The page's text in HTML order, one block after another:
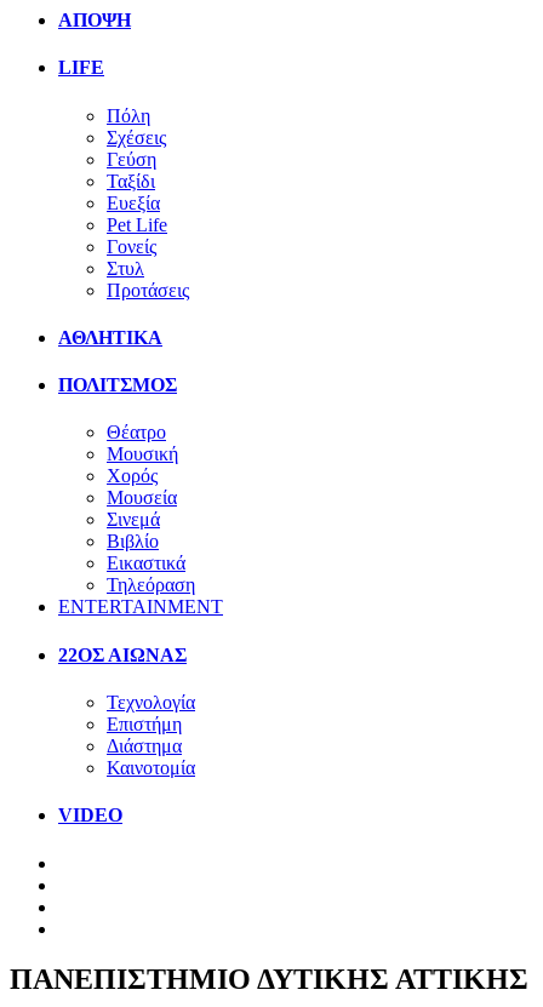
ΑΠΟΨΗ
LIFE
Πόλη
Σχέσεις
Γεύση
Ταξίδι
Ευεξία
Pet Life
Γονείς
Στυλ
Προτάσεις
ΑΘΛΗΤΙΚΑ
ΠΟΛΙΤΣΜΟΣ
Θέατρο
Μουσική
Χορός
Μουσεία
Σινεμά
Βιβλίο
Εικαστικά
Τηλεόραση
ENTERTAINMENT
22ΟΣ ΑΙΩΝΑΣ
Τεχνολογία
Επιστήμη
Διάστημα
Καινοτομία
VIDEO
ΠΑΝΕΠΙΣΤΗΜΙΟ ΔΥΤΙΚΗΣ ΑΤΤΙΚΗΣ